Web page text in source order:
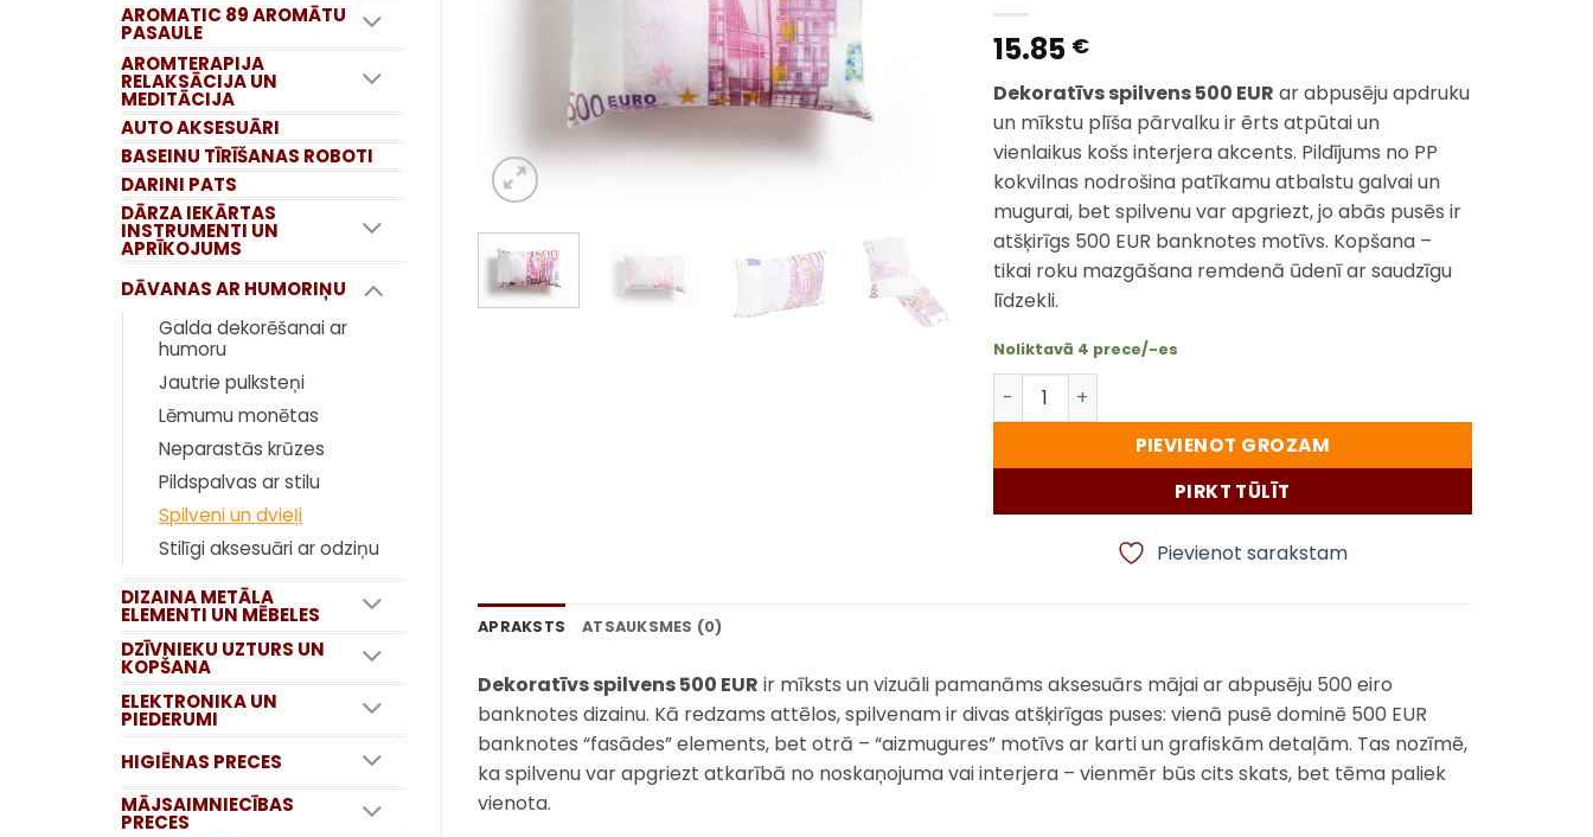
AROMATIC 89 AROMĀTU
PASAULE
AROMTERAPIJA
RELAKSĀCIJA UN
MEDITĀCIJA
AUTO AKSESUĀRI
BASEINU TĪRĪŠANAS ROBOTI
DARINI PATS
DĀRZA IEKĀRTAS
INSTRUMENTI UN
APRĪKOJUMS
DĀVANAS AR HUMORIŅU
Galda dekorēšanai ar
humoru
Jautrie pulksteņi
Lēmumu monētas
Neparastās krūzes
Pildspalvas ar stilu
Spilveni un dvieļi
Stilīgi aksesuāri ar odziņu
DIZAINA METĀLA
ELEMENTI UN MĒBELES
DZĪVNIEKU UZTURS UN
KOPŠANA
ELEKTRONIKA UN
PIEDERUMI
HIGIĒNAS PRECES
MĀJSAIMNIECĪBAS
PRECES
15.85 €
Dekoratīvs spilvens 500 EUR ar abpusēju apdruku
un mīkstu plīša pārvalku ir ērts atpūtai un
vienlaikus košs interjera akcents. Pildījums no PP
kokvilnas nodrošina patīkamu atbalstu galvai un
mugurai, bet spilvenu var apgriezt, jo abās pusēs ir
atšķirīgs 500 EUR banknotes motīvs. Kopšana –
tikai roku mazgāšana remdenā ūdenī ar saudzīgu
līdzekli.
Noliktavā 4 prece/-es
Dekoratīvs spilvens 500 EUR – abpusēja apdruka, mīksts plīša
PIEVIENOT GROZAM
PIRKT TŪLĪT
Pievienot sarakstam
APRAKSTS ATSAUKSMES (0)
Dekoratīvs spilvens 500 EUR ir mīksts un vizuāli pamanāms aksesuārs mājai ar abpusēju 500 eiro
banknotes dizainu. Kā redzams attēlos, spilvenam ir divas atšķirīgas puses: vienā pusē dominē 500 EUR
banknotes “fasādes” elements, bet otrā – “aizmugures” motīvs ar karti un grafiskām detaļām. Tas nozīmē,
ka spilvenu var apgriezt atkarībā no noskaņojuma vai interjera – vienmēr būs cits skats, bet tēma paliek
vienota.